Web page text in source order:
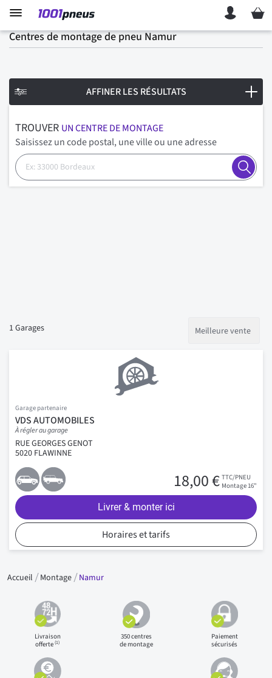
Mon
Centres de montage de pneu Namur
TROUVER UN CENTRE DE MONTAGE
Saisissez un code postal, une ville ou une adresse
1Garages
Garage partenaire
VDS AUTOMOBILES
À régler au garage
RUE GEORGES GENOT
5020 FLAWINNE
18,00 € TTC/PNEU
Montage 16"
Livrer & monter ici
Horaires et tarifs
AFFINER LES RÉSULTATS
Accueil Montage Namur
Livraison
offerte(1)
350 centres
de montage
Paiement
sécurisés